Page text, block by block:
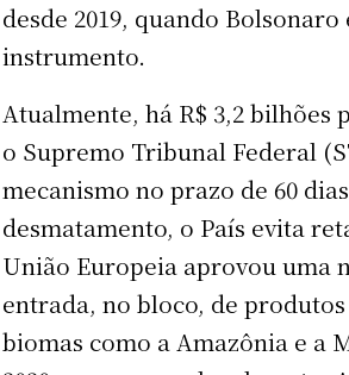
desde 2019, quando
instrumento.
Atualmente, há R$ 3,2
o Supremo Tribunal Federal
mecanismo no prazo de 60
desmatamento, o País evita
União Europeia aprovou uma
entrada, no bloco, de
biomas como a Amazônia e a